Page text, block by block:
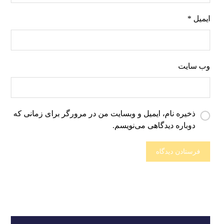
ایمیل *
وب‌ سایت
ذخیره نام، ایمیل و وبسایت من در مرورگر برای زمانی که
دوباره دیدگاهی می‌نویسم.